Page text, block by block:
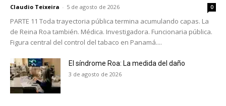
Claudio Teixeira - 5 de agosto de 2026 0
PARTE 11 Toda trayectoria pública termina acumulando capas. La
de Reina Roa también. Médica. Investigadora. Funcionaria pública.
Figura central del control del tabaco en Panamá....
El síndrome Roa: La medida del daño
3 de agosto de 2026